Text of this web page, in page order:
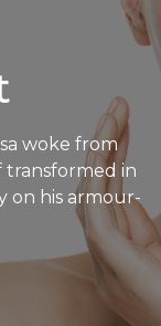
woke from
in
on his armour-